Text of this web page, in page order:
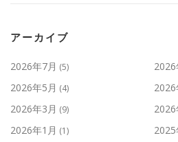
アーカイブ
2026年7月 (5) 2026
2026年5月 (4) 2026
2026年3月 (9) 2026
2026年1月 (1) 2025